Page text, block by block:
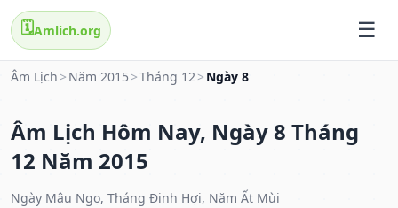
🗓️Amlich.org
Âm Lịch > Năm 2015 >Tháng 12> Ngày 8
Âm Lịch Hôm Nay, Ngày 8 Tháng
12 Năm 2015
Ngày Mậu Ngọ, Tháng Đinh Hợi, Năm Ất Mùi